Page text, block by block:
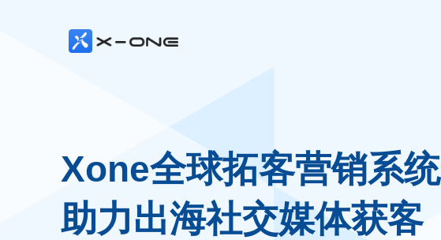
Xone全球拓客营销系统
助力出海社交媒体获客